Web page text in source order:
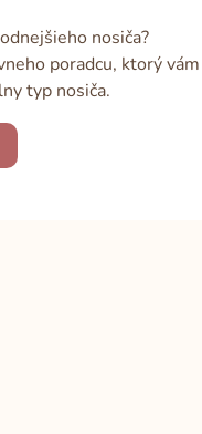
nosiča?
poradcu, ktorý vám
typ nosiča.